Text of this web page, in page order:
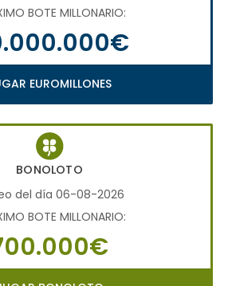
BOTE MILLONARIO:
EUROMILLONES
BONOLOTO
del día 06-08-2026
BOTE MILLONARIO: